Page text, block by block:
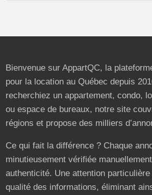
Bienvenue sur AppartQC, la
pour la location au Québec depuis
recherchiez un appartement, condo,
ou espace de bureaux, notre site
régions et propose des milliers
Ce qui fait la différence ? Chaque
minutieusement vérifiée
authenticité. Une attention
qualité des informations, éliminant